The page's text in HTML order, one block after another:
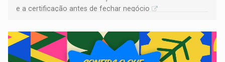
e a certificação antes de fechar negócio